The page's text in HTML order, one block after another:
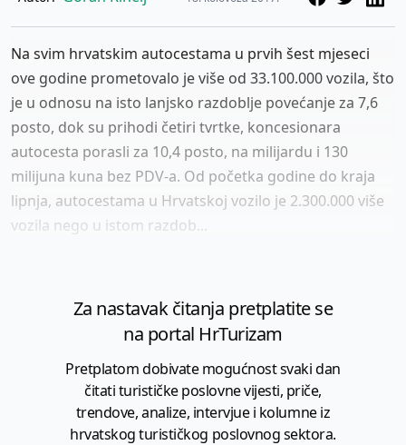
Na svim hrvatskim autocestama u prvih šest mjeseci
ove godine prometovalo je više od 33.100.000 vozila, što
je u odnosu na isto lanjsko razdoblje povećanje za 7,6
posto, dok su prihodi četiri tvrtke, koncesionara
autocesta porasli za 10,4 posto, na milijardu i 130
milijuna kuna bez PDV-a. Od početka godine do kraja
lipnja, autocestama u Hrvatskoj vozilo je 2.300.000 više
vozila nego u istom razdob...
Za nastavak čitanja pretplatite se
na portal HrTurizam
Pretplatom dobivate mogućnost svaki dan
čitati turističke poslovne vijesti, priče,
trendove, analize, intervjue i kolumne iz
hrvatskog turističkog poslovnog sektora.